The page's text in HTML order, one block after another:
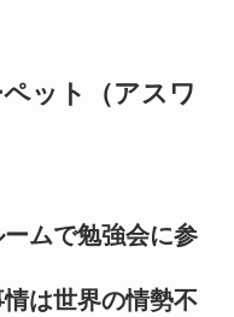
ット（アスワ
ムで勉強会に参
は世界の情勢不